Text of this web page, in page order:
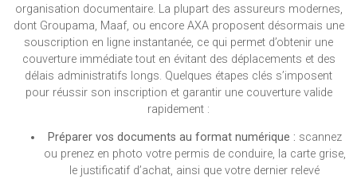
organisation documentaire. La plupart des assureurs modernes,
dont Groupama, Maaf, ou encore AXA proposent désormais une
souscription en ligne instantanée, ce qui permet d’obtenir une
couverture immédiate tout en évitant des déplacements et des
délais administratifs longs. Quelques étapes clés s’imposent
pour réussir son inscription et garantir une couverture valide
rapidement :
Préparer vos documents au format numérique : scannez
ou prenez en photo votre permis de conduire, la carte grise,
le justificatif d’achat, ainsi que votre dernier relevé